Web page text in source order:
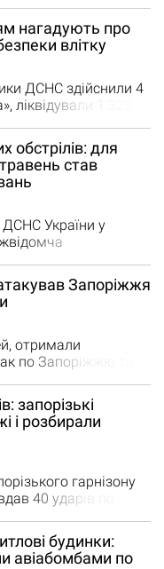
за двома
На щастя,
Рятувальники
та 300 кв.м. На місці
нагадують про
влітку
ДСНС здійснили 4
ліквідували 1 323
в медіацентрі
відділу роботи
обстрілів: для
став
ДСНС України у
з
з контролю та
заповідника
попередження
захисту…
Запоріжжя
отримали
по Запоріжжю та
центру
двоє чоловіків
хлопець Під
Вільнянськ. Удар
запорізькі
і розбирали
гарнізону
40 ударів по
виїздів
обстрілів - для
будинки:
авіабомбами по